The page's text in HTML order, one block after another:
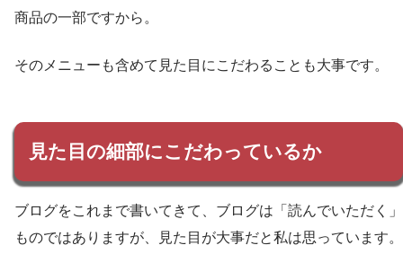
商品の一部ですから。
そのメニューも含めて見た目にこだわることも大事です。
見た目の細部にこだわっているか
ブログをこれまで書いてきて、ブログは「読んでいただく」
ものではありますが、見た目が大事だと私は思っています。